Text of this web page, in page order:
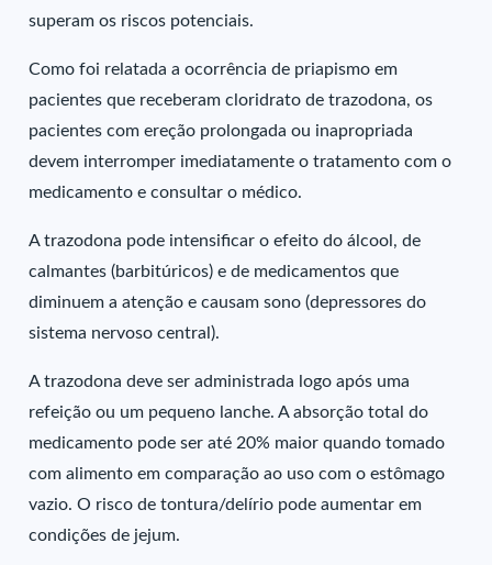
superam os riscos potenciais.
Como foi relatada a ocorrência de priapismo em
pacientes que receberam cloridrato de trazodona, os
pacientes com ereção prolongada ou inapropriada
devem interromper imediatamente o tratamento com o
medicamento e consultar o médico.
A trazodona pode intensificar o efeito do álcool, de
calmantes (barbitúricos) e de medicamentos que
diminuem a atenção e causam sono (depressores do
sistema nervoso central).
A trazodona deve ser administrada logo após uma
refeição ou um pequeno lanche. A absorção total do
medicamento pode ser até 20% maior quando tomado
com alimento em comparação ao uso com o estômago
vazio. O risco de tontura/delírio pode aumentar em
condições de jejum.